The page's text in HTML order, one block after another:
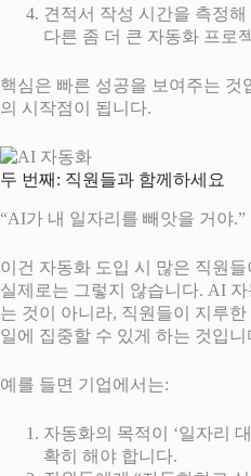
견적서 작성 시간을 측정
다른 좀 더 큰 자동화 프로
핵심은 빠른 성공을 보여주는 것
의 시작점이 됩니다.
두 번째: 직원들과 함께하세요
“AI가 내 일자리를 빼앗을 거야.”
이건 자동화 도입 시 많은 직원
실제로는 그렇지 않습니다. AI
는 것이 아니라, 직원들이 지루
일에 집중할 수 있게 하는 것입니
예를 들면 기업에서는:
자동화의 목적이 ‘일자리
확히 해야 합니다.